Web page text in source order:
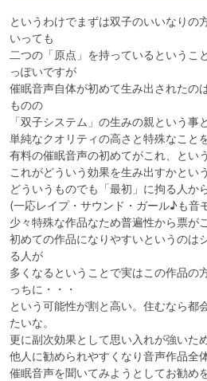
というわけでまずは双子のいいなりの
いっても
二つの「原点」を持っているというこ
っぽいですが
催眠音声自体が初めて生み出されたの
ものの
「双子システム」の生みの親という事
単純なクオリティの高さと特殊なこと
有料の催眠音声の初めてがこれ、とい
これがどういう効果を生み出すかとい
どういうものでも「最初」に拘る人か
(一応レイプ・サウンド・ガール♪も音
少々特殊な作品なため普遍性から票が
初めての作品になりやすいというのは
る人が
多くなるということで実はこの作品の
っちに・・・
という可能性が割と高い。住むなら都
たいな。
更に副次効果として思い入れが強いた
他人に勧められやすくなり音声作品全
催眠音声を聞いてみようとしてお勧め